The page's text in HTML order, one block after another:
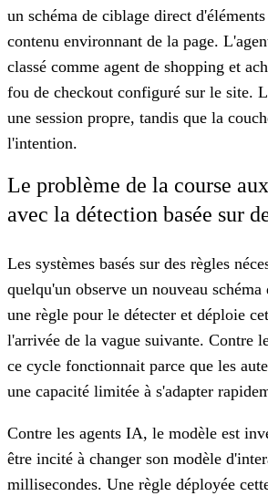
un schéma de ciblage direct
contenu environnant de la page.
classé comme agent de shopping et
fou de checkout configuré sur le site.
une session propre, tandis que la
l'intention.
Le problème de la course
avec la détection basée sur
Les systèmes basés sur des règles
quelqu'un observe un nouveau
une règle pour le détecter et déploie
l'arrivée de la vague suivante. Contre
ce cycle fonctionnait parce que les
une capacité limitée à s'adapter
Contre les agents IA, le modèle est
être incité à changer son modèle
millisecondes. Une règle déployée